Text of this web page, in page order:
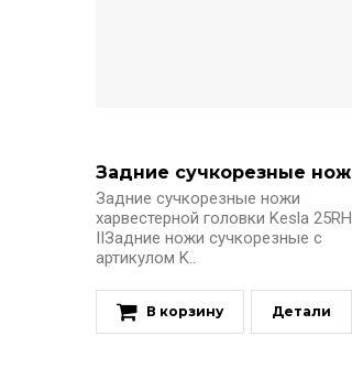
Задние сучкорезные ножи
харвестерной головки Kesla 25RH
IIЗадние ножи сучкорезные с
артикулом K..
В корзину Детали